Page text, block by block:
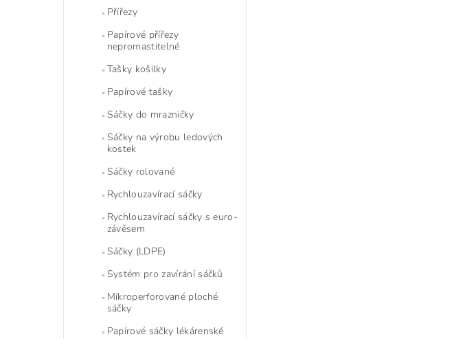
Přířezy
Papírové přířezy
nepromastitelné
Tašky košilky
Papírové tašky
Sáčky do mrazničky
Sáčky na výrobu ledových
kostek
Sáčky rolované
Rychlouzavírací sáčky
Rychlouzavírací sáčky s euro-
závěsem
Sáčky (LDPE)
Systém pro zavírání sáčků
Mikroperforované ploché
sáčky
Papírové sáčky lékárenské